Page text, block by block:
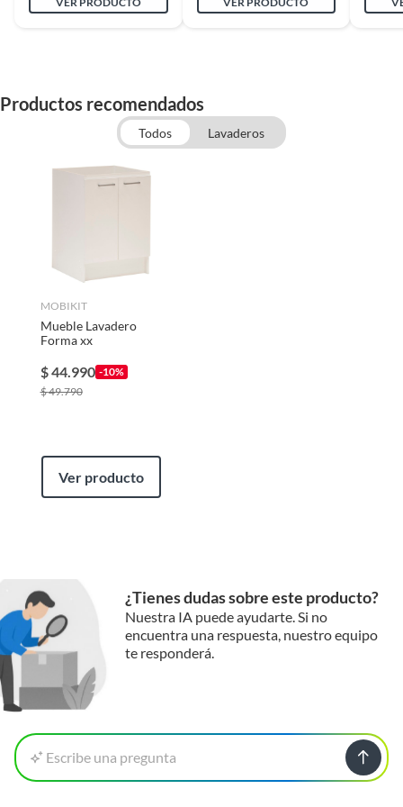
lavaplatos
Productos recomendados
Todos Lavaderos
MOBIKIT
Mueble Lavadero
Forma xx
$44.990 -10%
$49.790
Ver producto
¿Tienes dudas sobre este producto?
Nuestra IA puede ayudarte. Si no
encuentra una respuesta, nuestro equipo
te responderá.
Escribe una pregunta